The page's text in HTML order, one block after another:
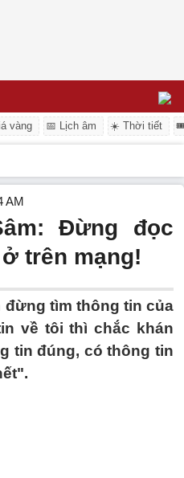
vàng 📅 Lịch âm ☀️ Thời tiết
AM
Đừng đọc
trên mạng!
đừng tìm thông tin của
về tôi thì chắc khán
tin đúng, có thông tin